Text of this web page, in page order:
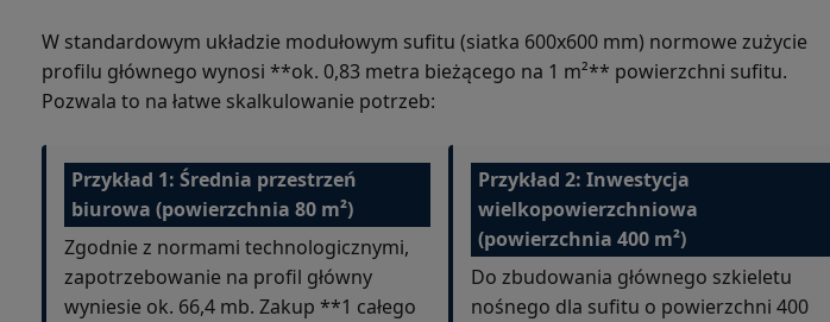
W standardowym układzie modułowym sufitu (siatka 600x600 mm) normowe zużycie
profilu głównego wynosi **ok. 0,83 metra bieżącego na 1 m²** powierzchni sufitu.
Pozwala to na łatwe skalkulowanie potrzeb:
Przykład 1: Średnia przestrzeń
biurowa (powierzchnia 80 m²)
Zgodnie z normami technologicznymi,
zapotrzebowanie na profil główny
wyniesie ok. 66,4 mb. Zakup **1 całego
Przykład 2: Inwestycja
wielkopowierzchniowa
(powierzchnia 400 m²)
Do zbudowania głównego szkieletu
nośnego dla sufitu o powierzchni 400